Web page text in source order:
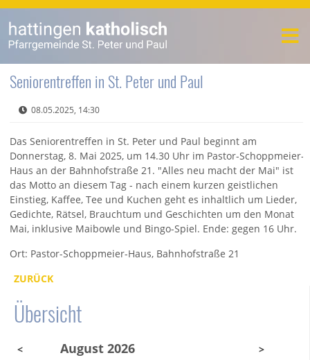
Seniorentreffen in St. Peter und Paul
08.05.2025, 14:30
Das Seniorentreffen in St. Peter und Paul beginnt am
Donnerstag, 8. Mai 2025, um 14.30 Uhr im Pastor-Schoppmeier-
Haus an der Bahnhofstraße 21. "Alles neu macht der Mai" ist
das Motto an diesem Tag - nach einem kurzen geistlichen
Einstieg, Kaffee, Tee und Kuchen geht es inhaltlich um Lieder,
Gedichte, Rätsel, Brauchtum und Geschichten um den Monat
Mai, inklusive Maibowle und Bingo-Spiel. Ende: gegen 16 Uhr.
Ort: Pastor-Schoppmeier-Haus, Bahnhofstraße 21
ZURÜCK
Übersicht
< August 2026 >